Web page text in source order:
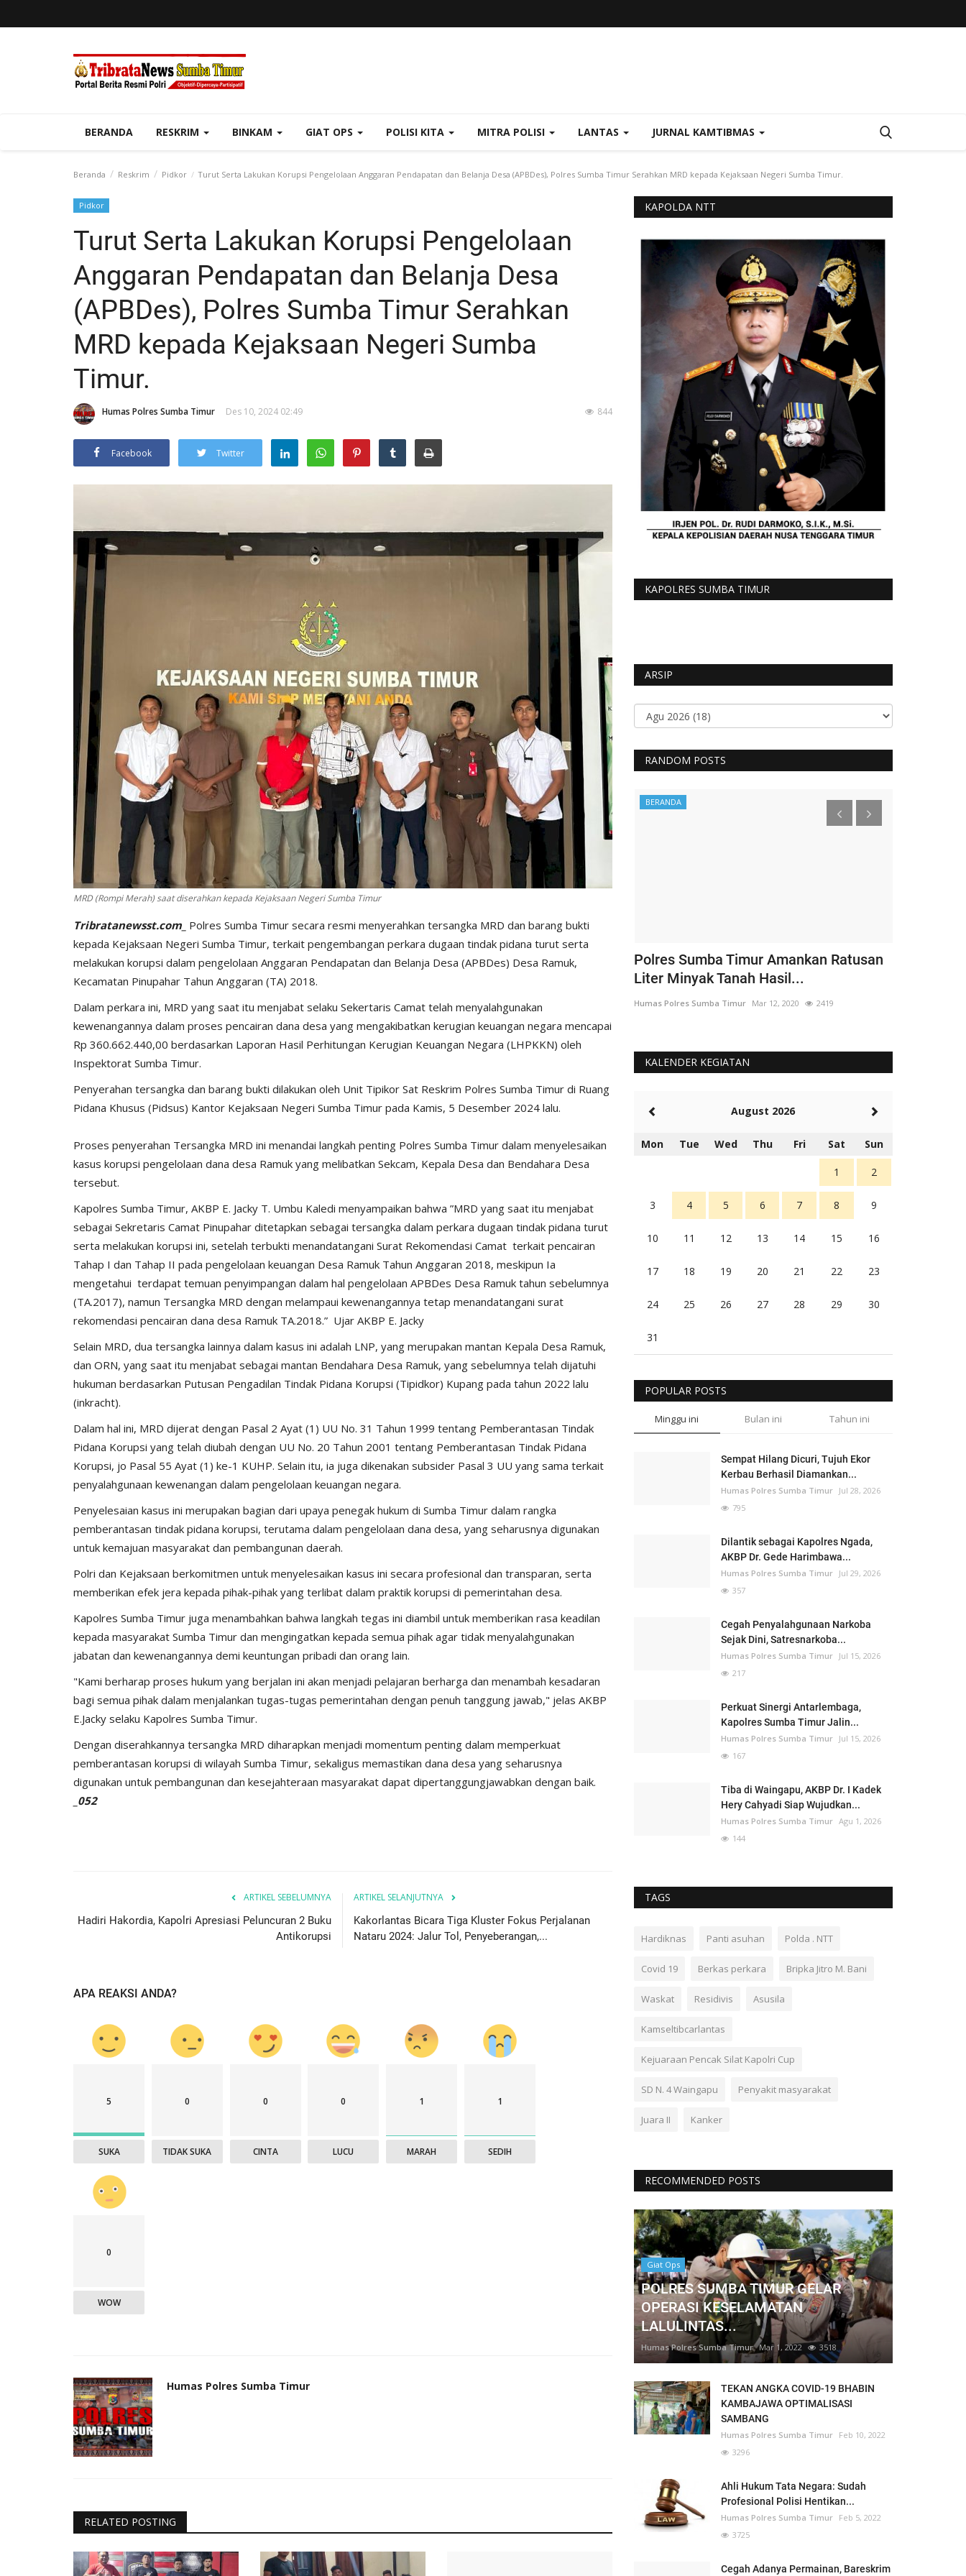
BERANDA RESKRIM BINKAM GIAT OPS POLISI KITA MITRA POLISI LANTAS JURNAL KAMTIBMAS
Beranda Reskrim Pidkor Turut Serta Lakukan Korupsi Pengelolaan Anggaran Pendapatan dan Belanja Desa (APBDes), Polres Sumba Timur Serahkan MRD kepada Kejaksaan Negeri Sumba Timur.
Pidkor
Turut Serta Lakukan Korupsi Pengelolaan
Anggaran Pendapatan dan Belanja Desa
(APBDes), Polres Sumba Timur Serahkan
MRD kepada Kejaksaan Negeri Sumba
Timur.
Humas Polres Sumba Timur Des 10, 2024 02:49 844
Facebook Twitter
MRD (Rompi Merah) saat diserahkan kepada Kejaksaan Negeri Sumba Timur
Tribratanewsst.com_ Polres Sumba Timur secara resmi menyerahkan tersangka MRD dan barang bukti
kepada Kejaksaan Negeri Sumba Timur, terkait pengembangan perkara dugaan tindak pidana turut serta
melakukan korupsi dalam pengelolaan Anggaran Pendapatan dan Belanja Desa (APBDes) Desa Ramuk,
Kecamatan Pinupahar Tahun Anggaran (TA) 2018.
Dalam perkara ini, MRD yang saat itu menjabat selaku Sekertaris Camat telah menyalahgunakan
kewenangannya dalam proses pencairan dana desa yang mengakibatkan kerugian keuangan negara mencapai
Rp 360.662.440,00 berdasarkan Laporan Hasil Perhitungan Kerugian Keuangan Negara (LHPKKN) oleh
Inspektorat Sumba Timur.
Penyerahan tersangka dan barang bukti dilakukan oleh Unit Tipikor Sat Reskrim Polres Sumba Timur di Ruang
Pidana Khusus (Pidsus) Kantor Kejaksaan Negeri Sumba Timur pada Kamis, 5 Desember 2024 lalu.
Proses penyerahan Tersangka MRD ini menandai langkah penting Polres Sumba Timur dalam menyelesaikan
kasus korupsi pengelolaan dana desa Ramuk yang melibatkan Sekcam, Kepala Desa dan Bendahara Desa
tersebut.
Kapolres Sumba Timur, AKBP E. Jacky T. Umbu Kaledi menyampaikan bahwa ”MRD yang saat itu menjabat
sebagai Sekretaris Camat Pinupahar ditetapkan sebagai tersangka dalam perkara dugaan tindak pidana turut
serta melakukan korupsi ini, setelah terbukti menandatangani Surat Rekomendasi Camat terkait pencairan
Tahap I dan Tahap II pada pengelolaan keuangan Desa Ramuk Tahun Anggaran 2018, meskipun Ia
mengetahui terdapat temuan penyimpangan dalam hal pengelolaan APBDes Desa Ramuk tahun sebelumnya
(TA.2017), namun Tersangka MRD dengan melampaui kewenangannya tetap menandatangani surat
rekomendasi pencairan dana desa Ramuk TA.2018.” Ujar AKBP E. Jacky
Selain MRD, dua tersangka lainnya dalam kasus ini adalah LNP, yang merupakan mantan Kepala Desa Ramuk,
dan ORN, yang saat itu menjabat sebagai mantan Bendahara Desa Ramuk, yang sebelumnya telah dijatuhi
hukuman berdasarkan Putusan Pengadilan Tindak Pidana Korupsi (Tipidkor) Kupang pada tahun 2022 lalu
(inkracht).
Dalam hal ini, MRD dijerat dengan Pasal 2 Ayat (1) UU No. 31 Tahun 1999 tentang Pemberantasan Tindak
Pidana Korupsi yang telah diubah dengan UU No. 20 Tahun 2001 tentang Pemberantasan Tindak Pidana
Korupsi, jo Pasal 55 Ayat (1) ke-1 KUHP. Selain itu, ia juga dikenakan subsider Pasal 3 UU yang sama terkait
penyalahgunaan kewenangan dalam pengelolaan keuangan negara.
Penyelesaian kasus ini merupakan bagian dari upaya penegak hukum di Sumba Timur dalam rangka
pemberantasan tindak pidana korupsi, terutama dalam pengelolaan dana desa, yang seharusnya digunakan
untuk kemajuan masyarakat dan pembangunan daerah.
Polri dan Kejaksaan berkomitmen untuk menyelesaikan kasus ini secara profesional dan transparan, serta
memberikan efek jera kepada pihak-pihak yang terlibat dalam praktik korupsi di pemerintahan desa.
Kapolres Sumba Timur juga menambahkan bahwa langkah tegas ini diambil untuk memberikan rasa keadilan
kepada masyarakat Sumba Timur dan mengingatkan kepada semua pihak agar tidak menyalahgunakan
jabatan dan kewenangannya demi keuntungan pribadi dan orang lain.
"Kami berharap proses hukum yang berjalan ini akan menjadi pelajaran berharga dan menambah kesadaran
bagi semua pihak dalam menjalankan tugas-tugas pemerintahan dengan penuh tanggung jawab," jelas AKBP
E.Jacky selaku Kapolres Sumba Timur.
Dengan diserahkannya tersangka MRD diharapkan menjadi momentum penting dalam memperkuat
pemberantasan korupsi di wilayah Sumba Timur, sekaligus memastikan dana desa yang seharusnya
digunakan untuk pembangunan dan kesejahteraan masyarakat dapat dipertanggungjawabkan dengan baik.
_052
ARTIKEL SEBELUMNYA
Hadiri Hakordia, Kapolri Apresiasi Peluncuran 2 Buku
Antikorupsi
ARTIKEL SELANJUTNYA
Kakorlantas Bicara Tiga Kluster Fokus Perjalanan
Nataru 2024: Jalur Tol, Penyeberangan,...
APA REAKSI ANDA?
5
SUKA
0
TIDAK SUKA
0
CINTA
0
LUCU
1
MARAH
1
SEDIH
0
WOW
Humas Polres Sumba Timur
RELATED POSTING
KAPOLDA NTT
KAPOLRES SUMBA TIMUR
ARSIP
RANDOM POSTS
BERANDA
Polres Sumba Timur Terus Dukung
Ketahanan Pangan Melalui...
Humas Polres Sumba Timur Jan 16, 2025 793
Polisi Kita
Jelang Hut Polwan Ke 68, Kapolres
Humas Polres Sumba Timur Agu 23, 2016
BERANDA
Polres Sumba Timur Amankan Ratusan
Liter Minyak Tanah Hasil...
Humas Polres Sumba Timur Mar 12, 2020 2419
KALENDER KEGIATAN
August 2026
Mon Tue Wed Thu Fri Sat Sun
1 2
3 4 5 6 7 8 9
10 11 12 13 14 15 16
17 18 19 20 21 22 23
24 25 26 27 28 29 30
31
POPULAR POSTS
Minggu ini Bulan ini Tahun ini
Sempat Hilang Dicuri, Tujuh Ekor
Kerbau Berhasil Diamankan...
Humas Polres Sumba Timur Jul 28, 2026
795
Dilantik sebagai Kapolres Ngada,
AKBP Dr. Gede Harimbawa...
Humas Polres Sumba Timur Jul 29, 2026
357
Cegah Penyalahgunaan Narkoba
Sejak Dini, Satresnarkoba...
Humas Polres Sumba Timur Jul 15, 2026
217
Perkuat Sinergi Antarlembaga,
Kapolres Sumba Timur Jalin...
Humas Polres Sumba Timur Jul 15, 2026
167
Tiba di Waingapu, AKBP Dr. I Kadek
Hery Cahyadi Siap Wujudkan...
Humas Polres Sumba Timur Agu 1, 2026
144
TAGS
Hardiknas Panti asuhan Polda . NTT
Covid 19 Berkas perkara Bripka Jitro M. Bani
Waskat Residivis Asusila
Kamseltibcarlantas
Kejuaraan Pencak Silat Kapolri Cup
SD N. 4 Waingapu Penyakit masyarakat
Juara II Kanker
RECOMMENDED POSTS
Giat Ops
POLRES SUMBA TIMUR GELAR
OPERASI KESELAMATAN
LALULINTAS...
Humas Polres Sumba Timur Mar 1, 2022 3518
TEKAN ANGKA COVID-19 BHABIN
KAMBAJAWA OPTIMALISASI
SAMBANG
Humas Polres Sumba Timur Feb 10, 2022
3296
Ahli Hukum Tata Negara: Sudah
Profesional Polisi Hentikan...
Humas Polres Sumba Timur Feb 5, 2022
3725
Cegah Adanya Permainan, Bareskrim